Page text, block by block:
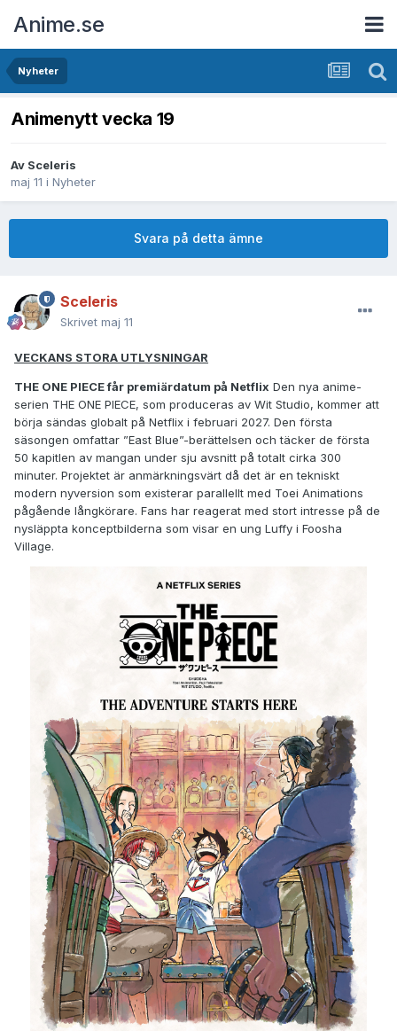
Anime.se
Nyheter
Animenytt vecka 19
Av Sceleris
maj 11 i Nyheter
Svara på detta ämne
Sceleris
Skrivet maj 11
VECKANS STORA UTLYSNINGAR
THE ONE PIECE får premiärdatum på Netflix Den nya anime-
serien THE ONE PIECE, som produceras av Wit Studio, kommer att
börja sändas globalt på Netflix i februari 2027. Den första
säsongen omfattar ”East Blue”-berättelsen och täcker de första
50 kapitlen av mangan under sju avsnitt på totalt cirka 300
minuter. Projektet är anmärkningsvärt då det är en tekniskt
modern nyversion som existerar parallellt med Toei Animations
pågående långkörare. Fans har reagerat med stort intresse på de
nysläppta konceptbilderna som visar en ung Luffy i Foosha
Village.